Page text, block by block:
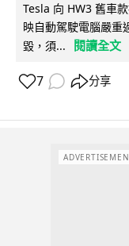
Tesla 向 HW3 舊車
映自動駕駛電腦嚴重
毀，須...
閱讀全文
7 分享